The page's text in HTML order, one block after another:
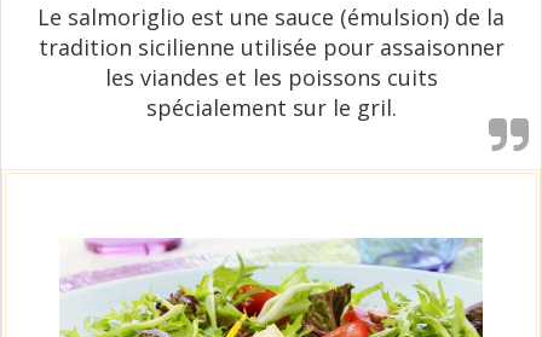
Le salmoriglio est une sauce (émulsion) de la
tradition sicilienne utilisée pour assaisonner
les viandes et les poissons cuits
spécialement sur le gril.